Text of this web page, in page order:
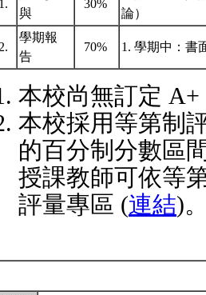
1.
與
30%
論）
2.
學期報
告
70% 1. 學期中：書
本校尚無訂定
本校採用等第制
的百分制分數區
授課教師可依等
評量專區 (連結)